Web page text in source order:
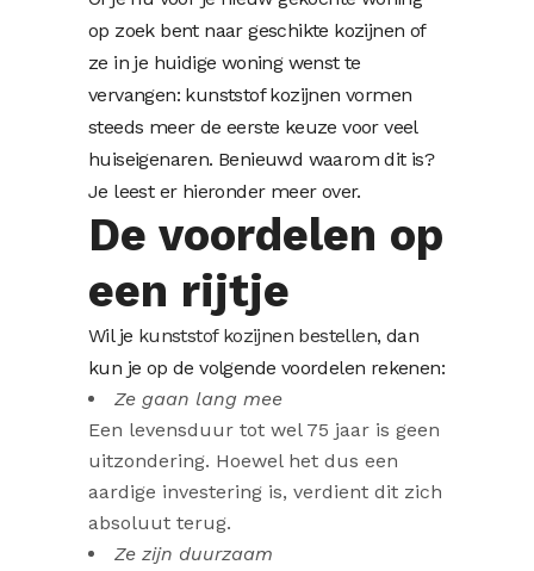
op zoek bent naar geschikte kozijnen of
ze in je huidige woning wenst te
vervangen: kunststof kozijnen vormen
steeds meer de eerste keuze voor veel
huiseigenaren. Benieuwd waarom dit is?
Je leest er hieronder meer over.
De voordelen op
een rijtje
Wil je kunststof kozijnen bestellen, dan
kun je op de volgende voordelen rekenen:
Ze gaan lang mee
Een levensduur tot wel 75 jaar is geen
uitzondering. Hoewel het dus een
aardige investering is, verdient dit zich
absoluut terug.
Ze zijn duurzaam